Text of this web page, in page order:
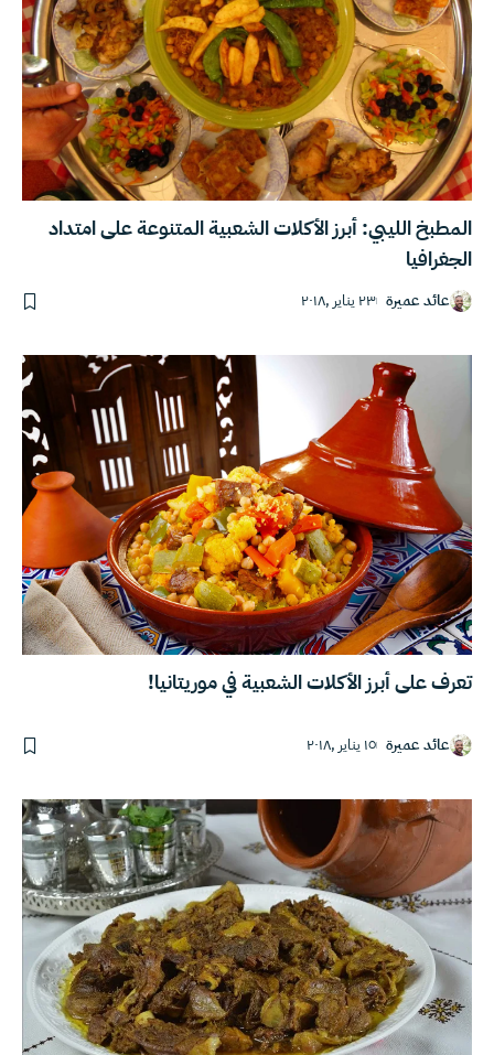
المطبخ الليبي: أبرز الأكلات الشعبية المتنوعة على امتداد
الجغرافيا
عائد عميرة ٢٣ يناير ,٢٠١٨
تعرف على أبرز الأكلات الشعبية في موريتانيا!
عائد عميرة ١٥ يناير ,٢٠١٨